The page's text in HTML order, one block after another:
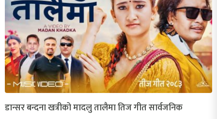
डान्सर बन्दना खत्रीको मादलु तालैमा तिज गीत सार्वजनिक